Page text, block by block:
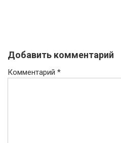
Добавить комментарий
Комментарий *